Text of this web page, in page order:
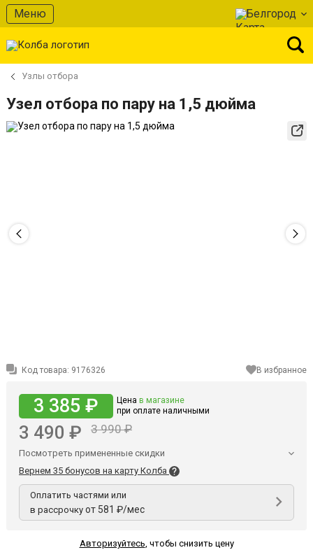
Меню Белгород
Узлы отбора
Узел отбора по пару на 1,5 дюйма
Код товара: 9176326 В избранное
3 385 ₽ Цена в магазине
при оплате наличными
3 490 ₽ 3 990 ₽
Посмотреть примененные скидки
Вернем 35 бонусов на карту Колба
Оплатить частями или
в рассрочку от 581 ₽/мес
Авторизуйтесь чтобы снизить цену